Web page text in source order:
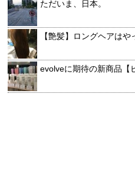
ただいま、日本。
【艶髪】ロングヘアはや
evolveに期待の新商品【